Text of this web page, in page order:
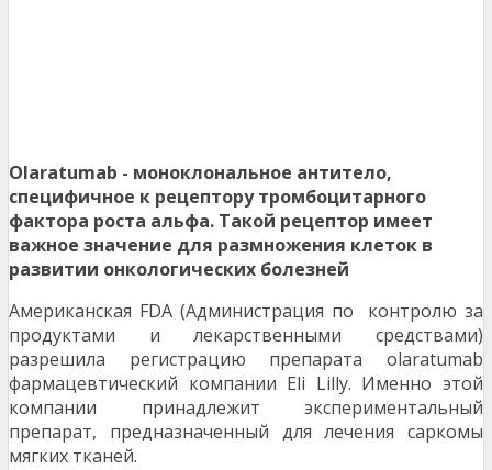
Olaratumab - моноклональное антитело,
специфичное к рецептору тромбоцитарного
фактора роста альфа. Такой рецептор имеет
важное значение для размножения клеток в
развитии онкологических болезней
Американская FDA (Администрация по контролю за
продуктами и лекарственными средствами)
разрешила регистрацию препарата olaratumab
фармацевтический компании Eli Lilly. Именно этой
компании принадлежит экспериментальный
препарат, предназначенный для лечения саркомы
мягких тканей.